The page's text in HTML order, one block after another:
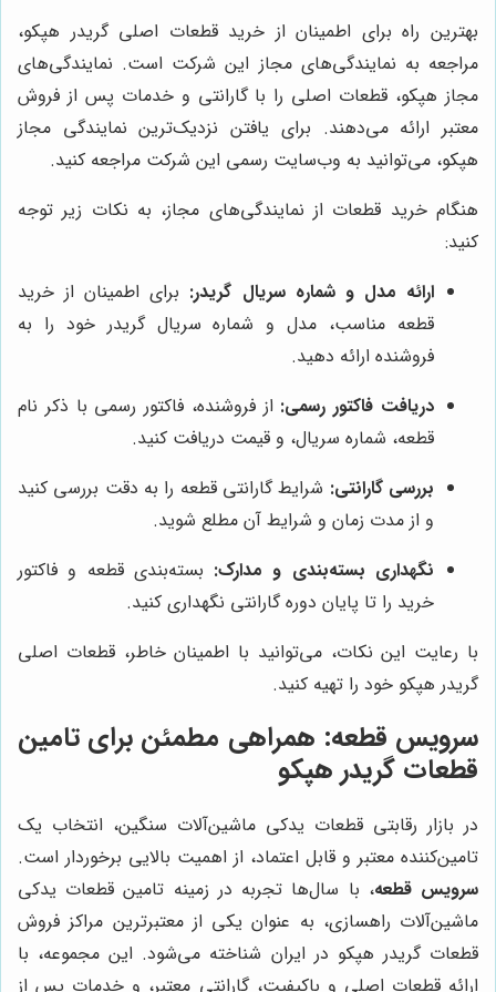
بهترین راه برای اطمینان از خرید قطعات اصلی گریدر هپکو،
مراجعه به نمایندگی‌های مجاز این شرکت است. نمایندگی‌های
مجاز هپکو، قطعات اصلی را با گارانتی و خدمات پس از فروش
معتبر ارائه می‌دهند. برای یافتن نزدیک‌ترین نمایندگی مجاز
هپکو، می‌توانید به وب‌سایت رسمی این شرکت مراجعه کنید.
هنگام خرید قطعات از نمایندگی‌های مجاز، به نکات زیر توجه
کنید:
ارائه مدل و شماره سریال گریدر: برای اطمینان از خرید
قطعه مناسب، مدل و شماره سریال گریدر خود را به
فروشنده ارائه دهید.
دریافت فاکتور رسمی: از فروشنده، فاکتور رسمی با ذکر نام
قطعه، شماره سریال، و قیمت دریافت کنید.
بررسی گارانتی: شرایط گارانتی قطعه را به دقت بررسی کنید
و از مدت زمان و شرایط آن مطلع شوید.
نگهداری بسته‌بندی و مدارک: بسته‌بندی قطعه و فاکتور
خرید را تا پایان دوره گارانتی نگهداری کنید.
با رعایت این نکات، می‌توانید با اطمینان خاطر، قطعات اصلی
گریدر هپکو خود را تهیه کنید.
سرویس قطعه: همراهی مطمئن برای تامین
قطعات گریدر هپکو
در بازار رقابتی قطعات یدکی ماشین‌آلات سنگین، انتخاب یک
تامین‌کننده معتبر و قابل اعتماد، از اهمیت بالایی برخوردار است.
سرویس قطعه، با سال‌ها تجربه در زمینه تامین قطعات یدکی
ماشین‌آلات راهسازی، به عنوان یکی از معتبرترین مراکز فروش
قطعات گریدر هپکو در ایران شناخته می‌شود. این مجموعه، با
ارائه قطعات اصلی و باکیفیت، گارانتی معتبر، و خدمات پس از